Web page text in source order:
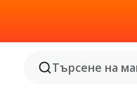
Търсене на